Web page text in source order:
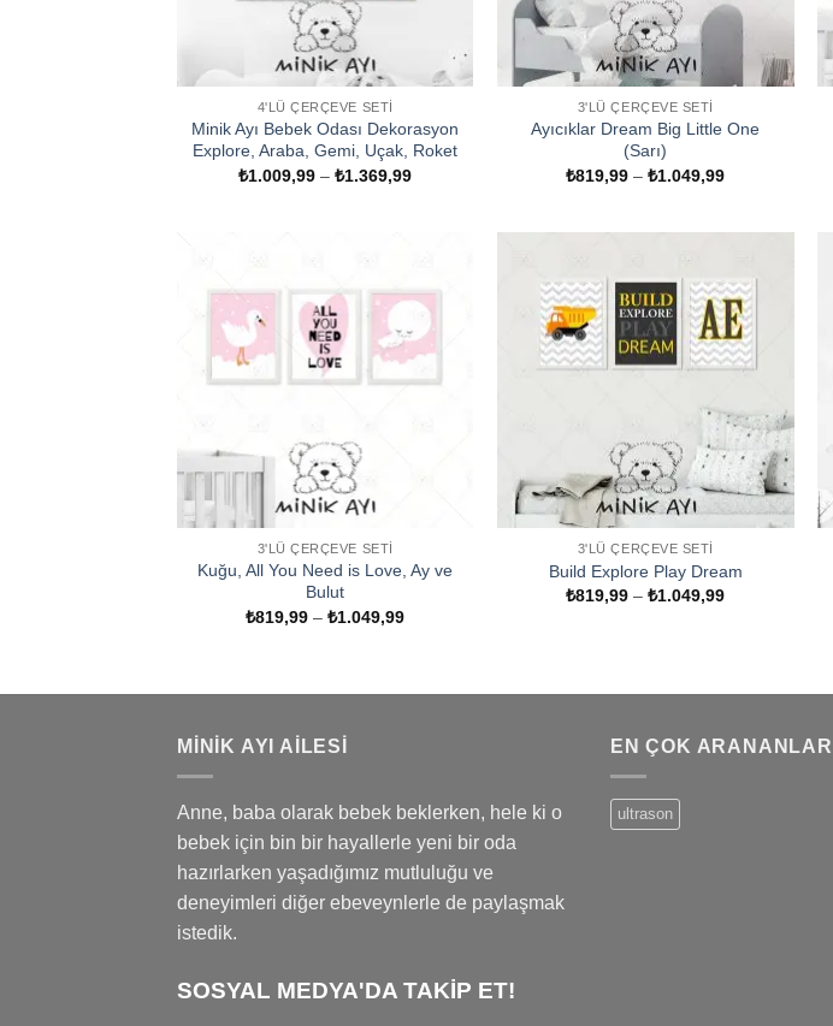
4'LÜ ÇERÇEVE SETI
Minik Ayı Bebek Odası Dekorasyon
Explore, Araba, Gemi, Uçak, Roket
₺1.009,99 –₺1.369,99Fiyat
3'LÜ ÇERÇEVE SETI
Ayıcıklar Dream Big Little One
(Sarı)
₺819,99 –₺1.049,99Fiyat
3'LÜ ÇERÇEVE SETI
Kuğu, All You Need is Love, Ay ve
Bulut
₺819,99 –₺1.049,99Fiyat
3'LÜ ÇERÇEVE SETI
Build Explore Play Dream
₺819,99 –₺1.049,99Fiyat
MINIK AYI AILESI
Anne, baba olarak bebek beklerken, hele ki o
bebek için bin bir hayallerle yeni bir oda
hazırlarken yaşadığımız mutluluğu ve
deneyimleri diğer ebeveynlerle de paylaşmak
istedik.
SOSYAL MEDYA'DA TAKİP ET!
EN ÇOK ARANANLAR
ultrason